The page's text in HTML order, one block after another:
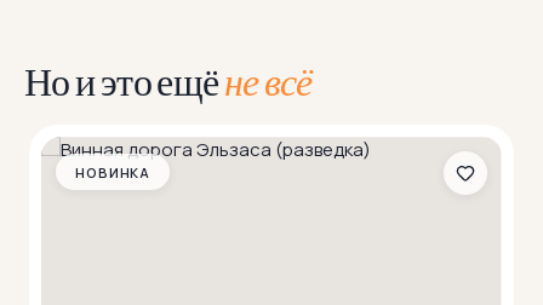
Но и это ещёне всё
НОВИНКА